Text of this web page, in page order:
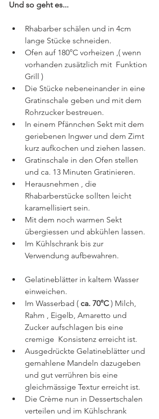
Und so geht es...
Rhabarber schälen und in 4cm
lange Stücke schneiden.
Ofen auf 180°C vorheizen ,( wenn
vorhanden zusätzlich mit  Funktion
Grill )
Die Stücke nebeneinander in eine
Gratinschale geben und mit dem
Rohrzucker bestreuen.
In einem Pfännchen Sekt mit dem
geriebenen Ingwer und dem Zimt
kurz aufkochen und ziehen lassen.
Gratinschale in den Ofen stellen
und ca. 13 Minuten Gratinieren.
Herausnehmen , die
Rhabarberstücke sollten leicht
karamellisiert sein.
Mit dem noch warmen Sekt
übergiessen und abkühlen lassen.
Im Kühlschrank bis zur
Verwendung aufbewahren.
Gelatineblätter in kaltem Wasser
einweichen.
Im Wasserbad ( ca. 70°C ) Milch,
Rahm , Eigelb, Amaretto und
Zucker aufschlagen bis eine
cremige  Konsistenz erreicht ist.
Ausgedrückte Gelatineblätter und
gemahlene Mandeln dazugeben
und gut verrühren bis eine
gleichmässige Textur erreicht ist.
Die Crème nun in Dessertschalen
verteilen und im Kühlschrank